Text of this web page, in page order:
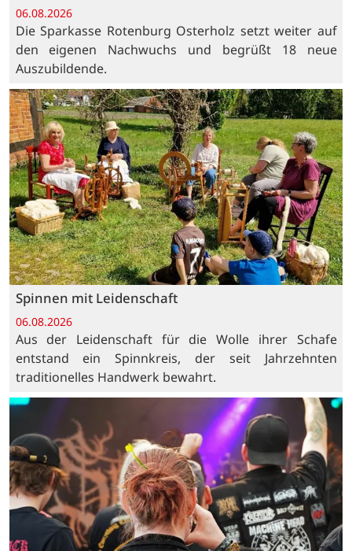
06.08.2026
Die Sparkasse Rotenburg Osterholz setzt weiter auf
den eigenen Nachwuchs und begrüßt 18 neue
Auszubildende.
Spinnen mit Leidenschaft
06.08.2026
Aus der Leidenschaft für die Wolle ihrer Schafe
entstand ein Spinnkreis, der seit Jahrzehnten
traditionelles Handwerk bewahrt.